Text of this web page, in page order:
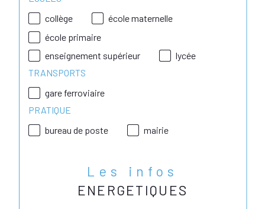
collège
école maternelle
école primaire
enseignement supérieur
lycée
TRANSPORTS
gare ferroviaire
PRATIQUE
bureau de poste
mairie
Les infos
ENERGETIQUES